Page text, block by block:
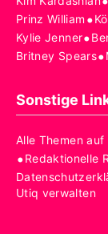
Prinz William •
Kylie Jenner•
Britney Spears•
Sonstige
Alle Themen auf
•Redaktionelle
Utiq verwalten